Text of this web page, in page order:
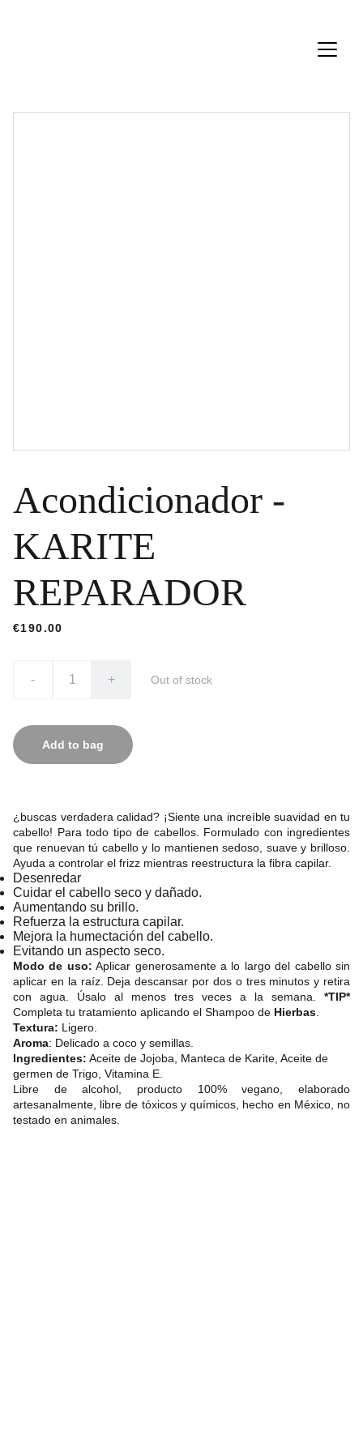
Acondicionador -
KARITE
REPARADOR
€190.00
- + Out of stock
Add to bag
¿buscas verdadera calidad? ¡Siente una increíble suavidad en tu
cabello! Para todo tipo de cabellos. Formulado con ingredientes
que renuevan tú cabello y lo mantienen sedoso, suave y brilloso.
Ayuda a controlar el frizz mientras reestructura la fibra capilar.
Desenredar
Cuidar el cabello seco y dañado.
Aumentando su brillo.
Refuerza la estructura capilar.
Mejora la humectación del cabello.
Evitando un aspecto seco.
Modo de uso: Aplicar generosamente a lo largo del cabello sin
aplicar en la raíz. Deja descansar por dos o tres minutos y retira
con agua. Úsalo al menos tres veces a la semana. *TIP*
Completa tu tratamiento aplicando el Shampoo de Hierbas
Textura: Ligero.
Aroma: Delicado a coco y semillas.
Ingredientes: Aceite de Jojoba, Manteca de Karite, Aceite de
germen de Trigo, Vitamina E.
Libre de alcohol, producto 100% vegano, elaborado
artesanalmente, libre de tóxicos y químicos, hecho en México, no
testado en animales.